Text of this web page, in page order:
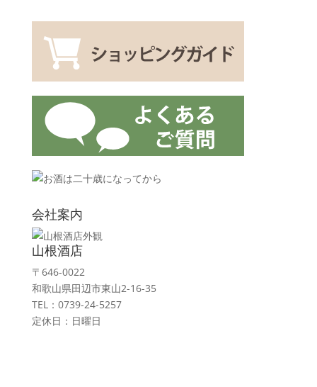
会社案内
山根酒店
〒646-0022
和歌山県田辺市東山2-16-35
TEL：0739-24-5257
定休日：日曜日